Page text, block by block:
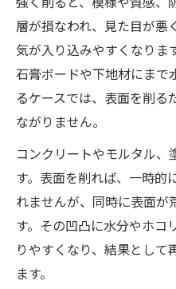
層が損なわれ、見た目が悪
気が入り込みやすくなりま
石膏ボードや下地材にまで
るケースでは、表面を削
ながりません。
コンクリートやモルタル
す。表面を削れば、一時的
れませんが、同時に表面が
す。その凹凸に水分やホコ
りやすくなり、結果として
ます。